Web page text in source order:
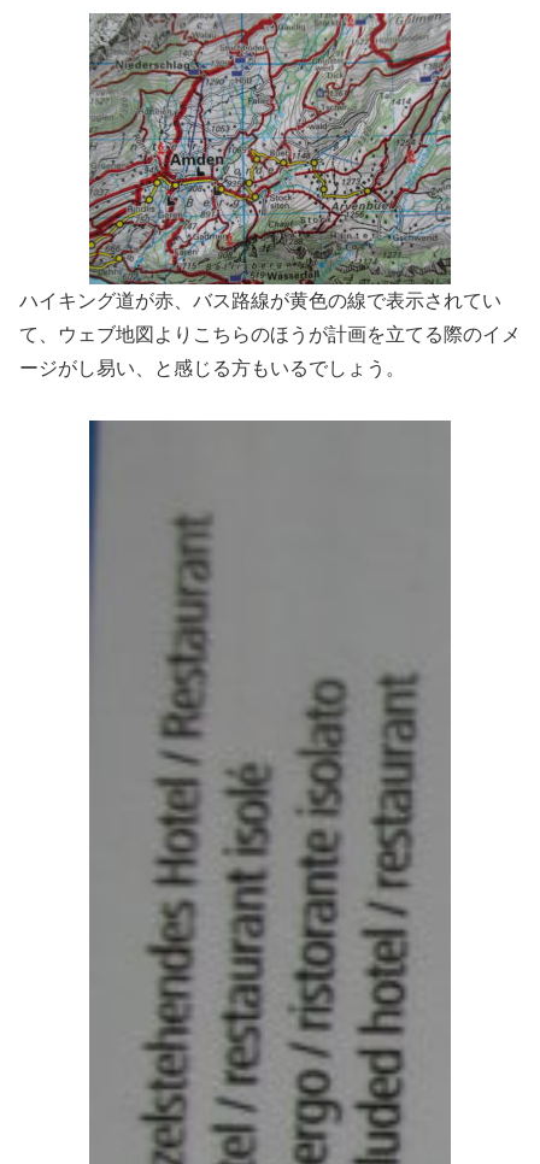
ハイキング道が赤、バス路線が黄色の線で表示されてい
て、ウェブ地図よりこちらのほうが計画を立てる際のイメ
ージがし易い、と感じる方もいるでしょう。